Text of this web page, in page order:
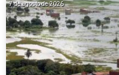
7 de agosto de 2026